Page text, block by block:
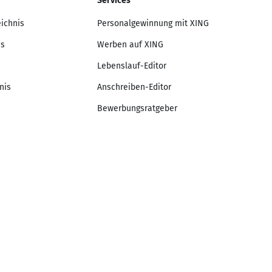
Personalgewinnung mit XING
Werben auf XING
Lebenslauf-Editor
Anschreiben-Editor
Bewerbungsratgeber